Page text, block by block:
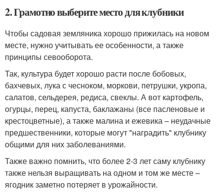
2. Грамотно выберите место для клубники
Чтобы садовая земляника хорошо прижилась на новом
месте, нужно учитывать ее особенности, а также
принципы севооборота.
Так, культура будет хорошо расти после бобовых,
бахчевых, лука с чесноком, моркови, петрушки, укропа,
салатов, сельдерея, редиса, свеклы. А вот картофель,
огурцы, перец, капуста, баклажаны (все пасленовые и
крестоцветные), а также малина и ежевика – неудачные
предшественники, которые могут "наградить" клубнику
общими для них заболеваниями.
Также важно помнить, что более 2-3 лет саму клубнику
также нельзя выращивать на одном и том же месте –
ягодник заметно потеряет в урожайности.